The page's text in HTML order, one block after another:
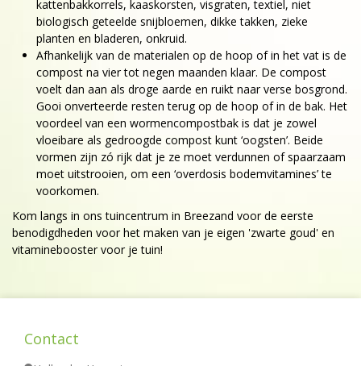
kattenbakkorrels, kaaskorsten, visgraten, textiel, niet
biologisch geteelde snijbloemen, dikke takken, zieke
planten en bladeren, onkruid.
Afhankelijk van de materialen op de hoop of in het vat is de
compost na vier tot negen maanden klaar. De compost
voelt dan aan als droge aarde en ruikt naar verse bosgrond.
Gooi onverteerde resten terug op de hoop of in de bak. Het
voordeel van een wormencompostbak is dat je zowel
vloeibare als gedroogde compost kunt ‘oogsten’. Beide
vormen zijn zó rijk dat je ze moet verdunnen of spaarzaam
moet uitstrooien, om een ‘overdosis bodemvitamines’ te
voorkomen.
Kom langs in ons tuincentrum in Breezand voor de eerste
benodigdheden voor het maken van je eigen 'zwarte goud' en
vitaminebooster voor je tuin!
Contact